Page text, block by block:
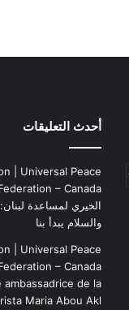
أحدث التعليقات
| Universal Peace
– Canada
الخيري لمساعدة
والسلام يبدأ بنا
| Universal Peace
– Canada
de la
Maria Abou Akl